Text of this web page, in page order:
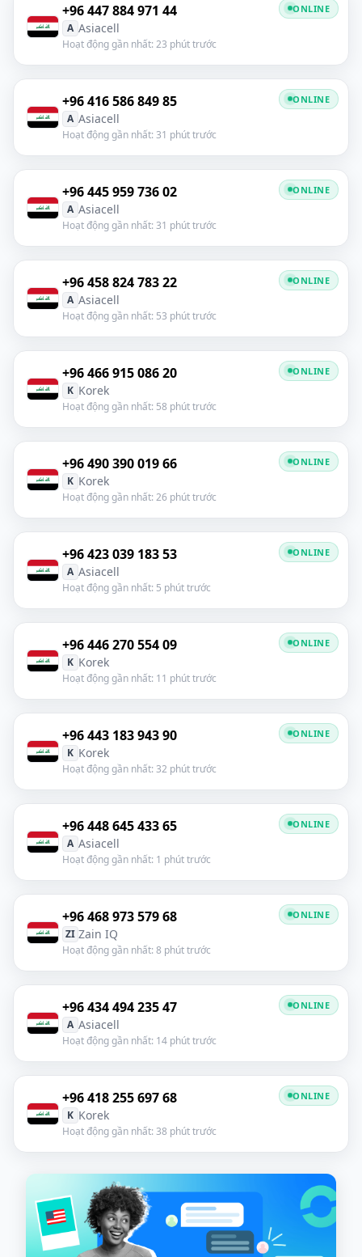
+96 447 884 971 44
A Asiacell
Hoạt động gần nhất: 23 phút trước
ONLINE
+96 416 586 849 85
A Asiacell
Hoạt động gần nhất: 31 phút trước
ONLINE
+96 445 959 736 02
A Asiacell
Hoạt động gần nhất: 31 phút trước
ONLINE
+96 458 824 783 22
A Asiacell
Hoạt động gần nhất: 53 phút trước
ONLINE
+96 466 915 086 20
K Korek
Hoạt động gần nhất: 58 phút trước
ONLINE
+96 490 390 019 66
K Korek
Hoạt động gần nhất: 26 phút trước
ONLINE
+96 423 039 183 53
A Asiacell
Hoạt động gần nhất: 5 phút trước
ONLINE
+96 446 270 554 09
K Korek
Hoạt động gần nhất: 11 phút trước
ONLINE
+96 443 183 943 90
K Korek
Hoạt động gần nhất: 32 phút trước
ONLINE
+96 448 645 433 65
A Asiacell
Hoạt động gần nhất: 1 phút trước
ONLINE
+96 468 973 579 68
ZI Zain IQ
Hoạt động gần nhất: 8 phút trước
ONLINE
+96 434 494 235 47
A Asiacell
Hoạt động gần nhất: 14 phút trước
ONLINE
+96 418 255 697 68
K Korek
Hoạt động gần nhất: 38 phút trước
ONLINE